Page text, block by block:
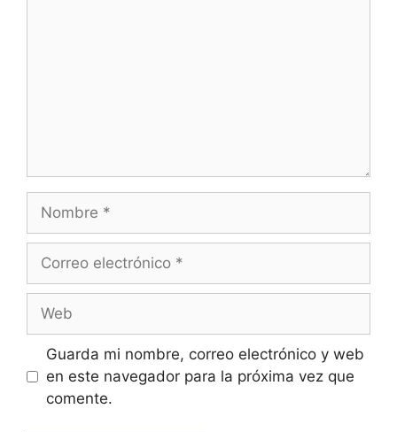
Nombre
Correo
Web
Guarda mi nombre, correo electrónico y web
en este navegador para la próxima vez que
comente.